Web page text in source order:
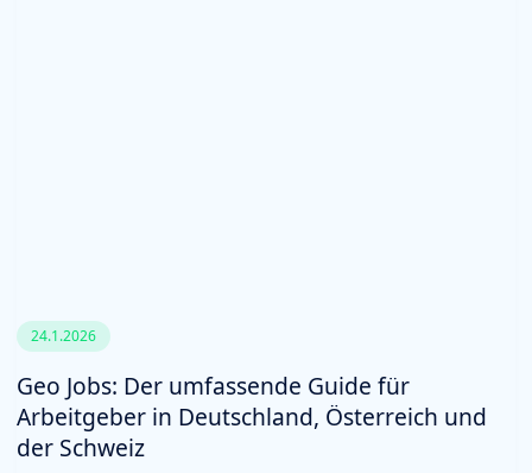
24.1.2026
Geo Jobs: Der umfassende Guide für
Arbeitgeber in Deutschland, Österreich und
der Schweiz